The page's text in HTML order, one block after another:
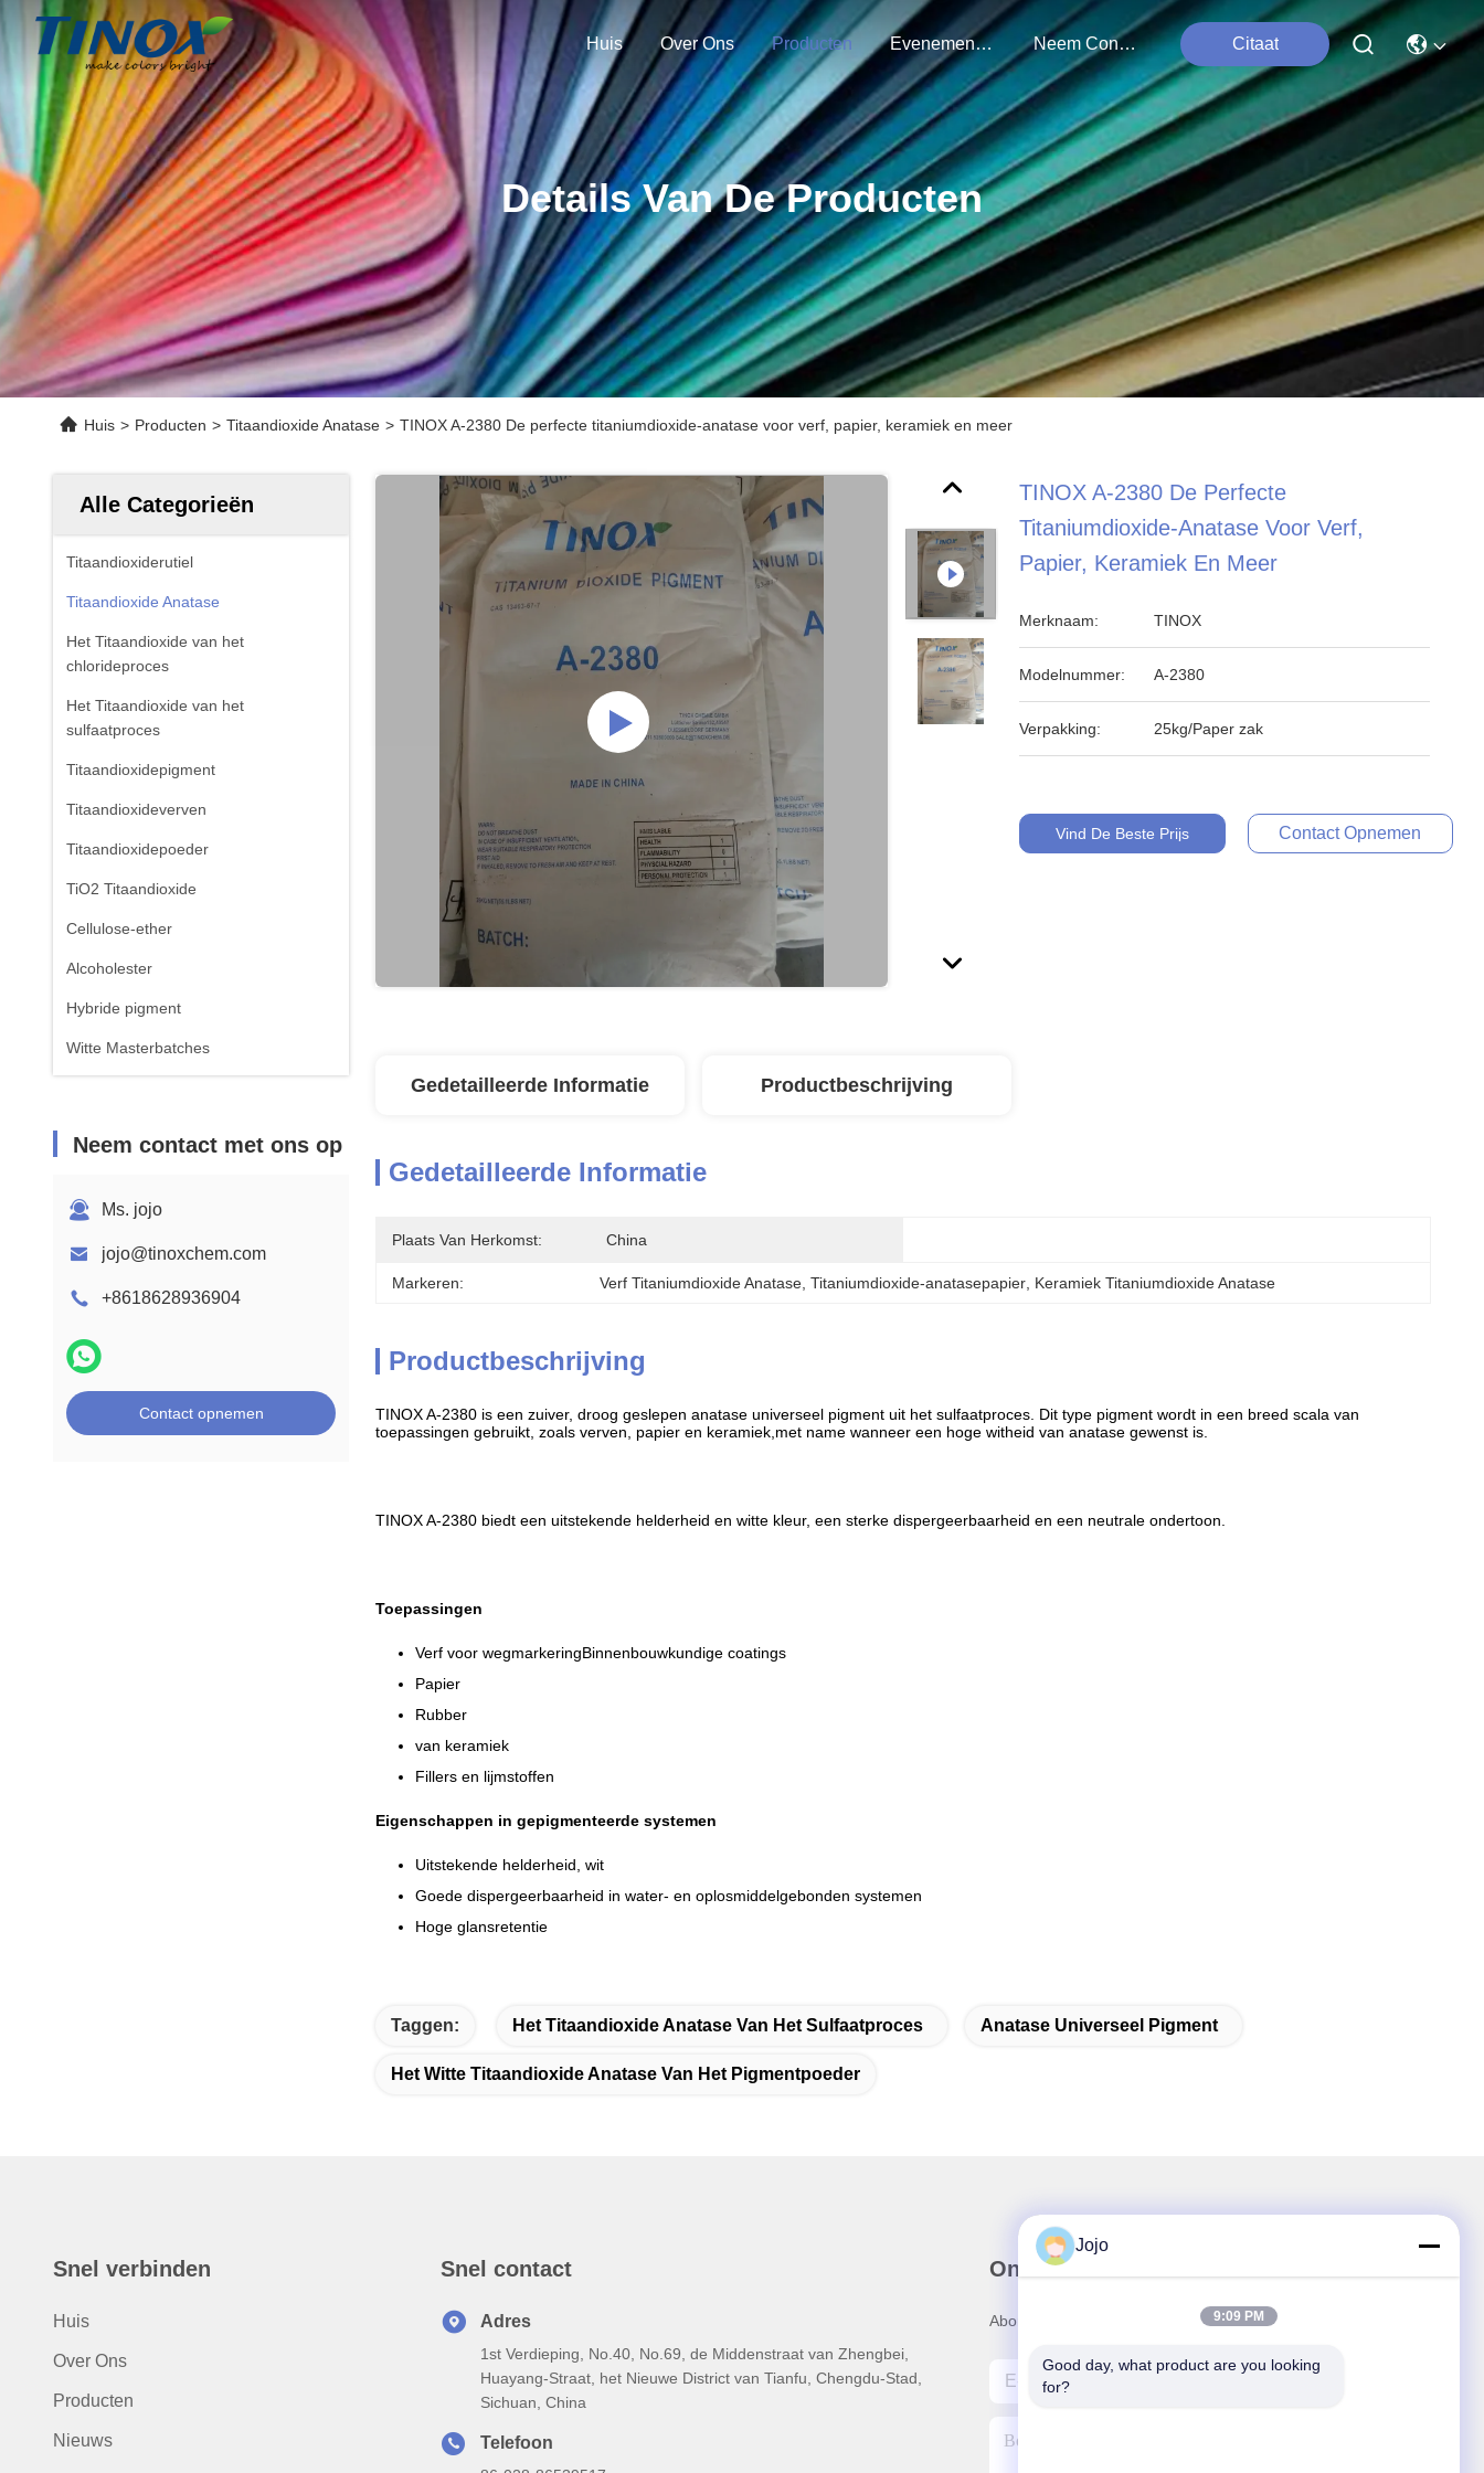
Huis Over Ons Producten Evenementen Neem Contact Met Ons Op Citaat
Details Van De Producten
Huis > Producten > Titaandioxide Anatase > TINOX A-2380 De perfecte titaniumdioxide-anatase voor verf, papier, keramiek en meer
Alle Categorieën
Titaandioxiderutiel
Titaandioxide Anatase
Het Titaandioxide van het
chlorideproces
Het Titaandioxide van het
sulfaatproces
Titaandioxidepigment
Titaandioxideverven
Titaandioxidepoeder
TiO2 Titaandioxide
Cellulose-ether
Alcoholester
Hybride pigment
Witte Masterbatches
Neem contact met ons op
Ms. jojo
jojo@tinoxchem.com
+8618628936904
Contact opnemen
TINOX A-2380 De Perfecte
Titaniumdioxide-Anatase Voor Verf,
Papier, Keramiek En Meer
Merknaam: TINOX
Modelnummer: A-2380
Verpakking: 25kg/Paper zak
Vind De Beste Prijs Contact Opnemen
Gedetailleerde Informatie Productbeschrijving
Gedetailleerde Informatie
Plaats Van Herkomst: China
Markeren: Verf Titaniumdioxide Anatase , Titaniumdioxide-anatasepapier Keramiek Titaniumdioxide Anatase
Productbeschrijving
TINOX A-2380 is een zuiver, droog geslepen anatase universeel pigment uit het sulfaatproces. Dit type pigment wordt in een breed scala van
toepassingen gebruikt, zoals verven, papier en keramiek,met name wanneer een hoge witheid van anatase gewenst is.
TINOX A-2380 biedt een uitstekende helderheid en witte kleur, een sterke dispergeerbaarheid en een neutrale ondertoon.
Toepassingen
Verf voor wegmarkeringBinnenbouwkundige coatings
Papier
Rubber
van keramiek
Fillers en lijmstoffen
Eigenschappen in gepigmenteerde systemen
Uitstekende helderheid, wit
Goede dispergeerbaarheid in water- en oplosmiddelgebonden systemen
Hoge glansretentie
Taggen: Het Titaandioxide Anatase Van Het Sulfaatproces Anatase Universeel Pigment
Het Witte Titaandioxide Anatase Van Het Pigmentpoeder
Snel verbinden
Huis
Over Ons
Producten
Nieuws
Snel contact
Adres
1st Verdieping, No.40, No.69, de Middenstraat van Zhengbei,
Huayang-Straat, het Nieuwe District van Tianfu, Chengdu-Stad,
Sichuan, China
Telefoon
Onze Nieuwsbrief
Abonneer u op onze nieuwsbrief voor kortingen en meer.
Jojo
9:09 PM
Good day, what product are you looking
for?